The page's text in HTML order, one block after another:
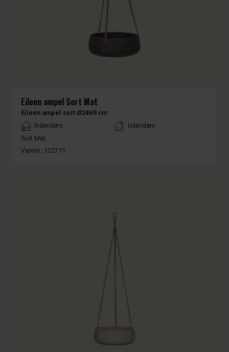
Eileen ampel Sort Mat
Eileen ampel sort Ø24H9 cm
Placement
Indendørs
Udendørs
Sort Mat
Varenr.: 122711